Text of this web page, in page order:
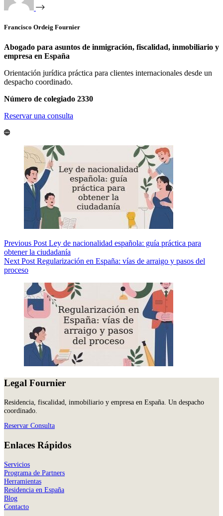
Francisco Ordeig Fournier
Abogado para asuntos de inmigración, fiscalidad, inmobiliario y
empresa en España
Orientación jurídica práctica para clientes internacionales desde un
despacho coordinado.
Número de colegiado 2330
Reservar una consulta
Previous Post Ley de nacionalidad española: guía práctica para
obtener la ciudadanía
Next Post Regularización en España: vías de arraigo y pasos del
proceso
Legal Fournier
Residencia, fiscalidad, inmobiliario y empresa en España. Un despacho
coordinado.
Reservar Consulta
Enlaces Rápidos
Servicios
Programa de Partners
Herramientas
Residencia en España
Blog
Contacto